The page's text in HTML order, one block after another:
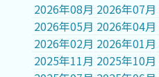
2026年08月 2026年07月
2026年05月 2026年04月
2026年02月 2026年01月
2025年11月 2025年10月